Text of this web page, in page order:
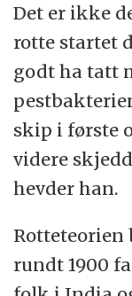
Det er ikke
rotte startet
godt ha tatt
skip i første
videre
hevder han.
Rotteteorien
rundt 1900